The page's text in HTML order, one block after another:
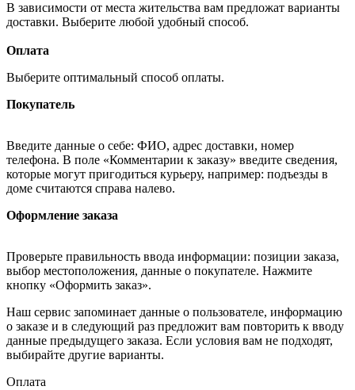
В зависимости от места жительства вам предложат варианты
доставки. Выберите любой удобный способ.
Оплата
Выберите оптимальный способ оплаты.
Покупатель
Введите данные о себе: ФИО, адрес доставки, номер
телефона. В поле «Комментарии к заказу» введите сведения,
которые могут пригодиться курьеру, например: подъезды в
доме считаются справа налево.
Оформление заказа
Проверьте правильность ввода информации: позиции заказа,
выбор местоположения, данные о покупателе. Нажмите
кнопку «Оформить заказ».
Наш сервис запоминает данные о пользователе, информацию
о заказе и в следующий раз предложит вам повторить к вводу
данные предыдущего заказа. Если условия вам не подходят,
выбирайте другие варианты.
Оплата